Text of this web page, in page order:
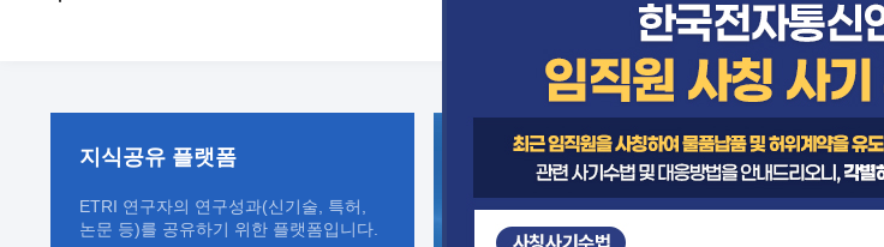
청렴포털 신고
수의계약 현황
부패징계 현황
감사결과공개
지식공유 플랫폼
ETRI 연구자의 연구성과(신기술, 특허,
논문 등)를 공유하기 위한 플랫폼입니다.